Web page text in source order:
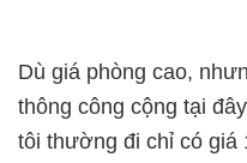
Dù giá phòng cao,
thông công cộng tại
tôi thường đi chỉ có giá